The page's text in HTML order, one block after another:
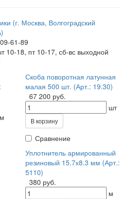
(г. Москва, Волгоградский
61-89
10-18, пт 10-17, сб-вс выходной
м
Скоба поворотная латунная
малая 500 шт. (Арт.: 19.30)
67 200 руб.
шт
В корзину
Сравнение
Уплотнитель армированный
резиновый 15.7х8.3 мм (Арт.:
5110)
380 руб.
м